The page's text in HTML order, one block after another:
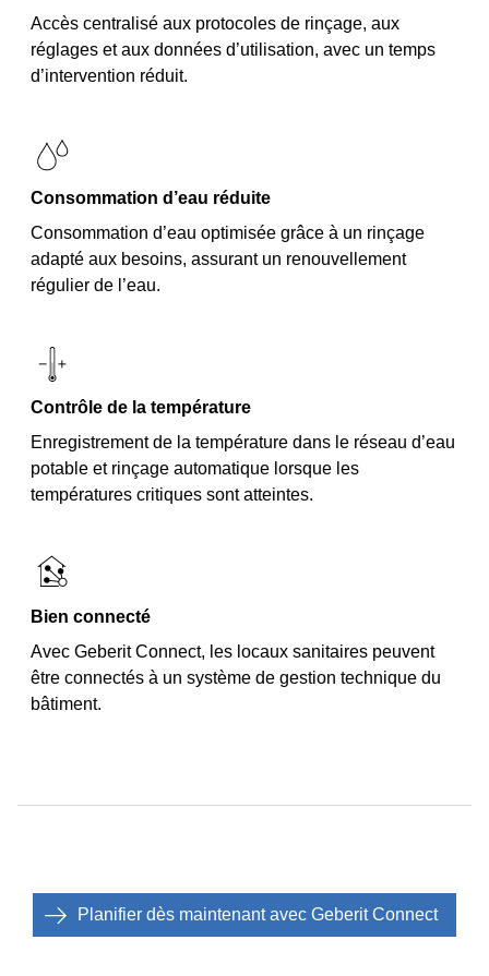
Accès centralisé aux protocoles de rinçage, aux
réglages et aux données d’utilisation, avec un temps
d’intervention réduit.
Consommation d’eau réduite
Consommation d’eau optimisée grâce à un rinçage
adapté aux besoins, assurant un renouvellement
régulier de l’eau.
Contrôle de la température
Enregistrement de la température dans le réseau d’eau
potable et rinçage automatique lorsque les
températures critiques sont atteintes.
Bien connecté
Avec Geberit Connect, les locaux sanitaires peuvent
être connectés à un système de gestion technique du
bâtiment.
Planifier dès maintenant avec Geberit Connect